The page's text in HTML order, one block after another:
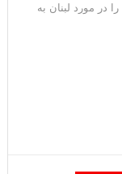
در مورد لبنان به